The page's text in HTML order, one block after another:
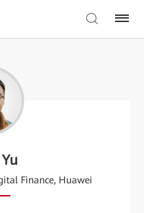
Finance, Huawei